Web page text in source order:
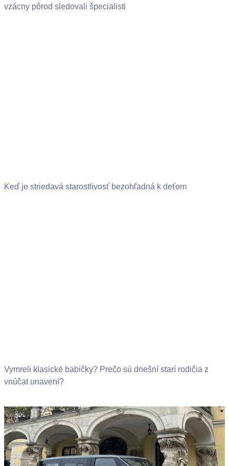
vzácny pôrod sledovali špecialisti
Keď je striedavá starostlivosť bezohľadná k deťom
Vymreli klasické babičky? Prečo sú dnešní starí rodičia z
vnúčat unavení?